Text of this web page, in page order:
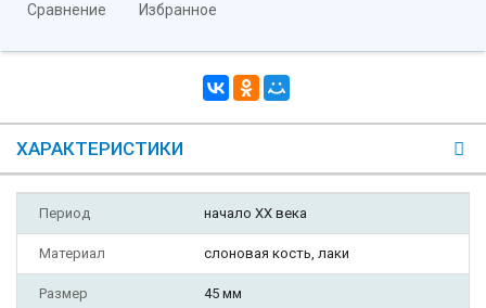
Сравнение Избранное
ХАРАКТЕРИСТИКИ
Период начало XX века
Материал слоновая кость, лаки
Размер 45 мм